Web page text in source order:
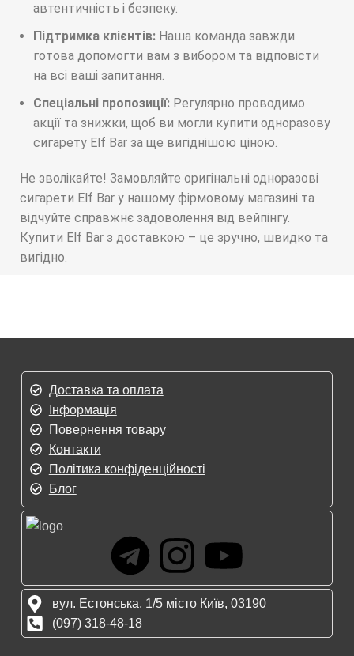
автентичність і безпеку.
Підтримка клієнтів: Наша команда завжди
готова допомогти вам з вибором та відповісти
на всі ваші запитання.
Спеціальні пропозиції: Регулярно проводимо
акції та знижки, щоб ви могли купити одноразову
сигарету Elf Bar за ще вигіднішою ціною.
Не зволікайте! Замовляйте оригінальні одноразові
сигарети Elf Bar у нашому фірмовому магазині та
відчуйте справжнє задоволення від вейпінгу.
Купити Elf Bar з доставкою – це зручно, швидко та
вигідно.
Доставка та оплата
Інформація
Повернення товару
Контакти
Політика конфіденційності
Блог
вул. Естонська, 1/5 місто Київ, 03190
(097) 318-48-18